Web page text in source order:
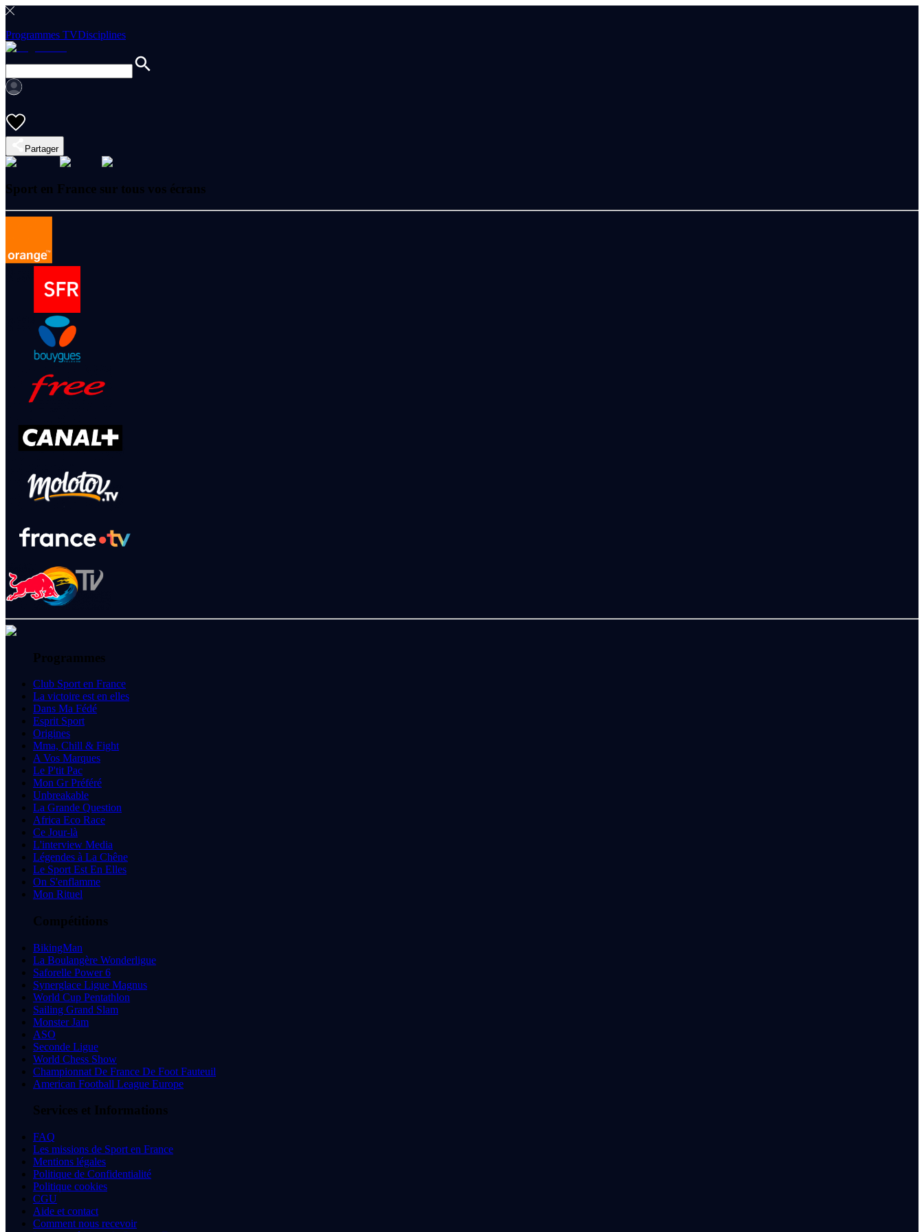
Programmes TVDisciplines
Partager
Sport en France sur tous vos écrans
Programmes
Club Sport en France
La victoire est en elles
Dans Ma Fédé
Esprit Sport
Origines
Mma, Chill & Fight
A Vos Marques
Le P'tit Pac
Mon Gr Préféré
Unbreakable
La Grande Question
Africa Eco Race
Ce Jour-là
L'interview Media
Légendes à La Chêne
Le Sport Est En Elles
On S'enflamme
Mon Rituel
Compétitions
BikingMan
La Boulangère Wonderligue
Saforelle Power 6
Synerglace Ligue Magnus
World Cup Pentathlon
Sailing Grand Slam
Monster Jam
ASO
Seconde Ligue
World Chess Show
Championnat De France De Foot Fauteuil
American Football League Europe
Services et Informations
FAQ
Les missions de Sport en France
Mentions légales
Politique de Confidentialité
Politique cookies
CGU
Aide et contact
Comment nous recevoir